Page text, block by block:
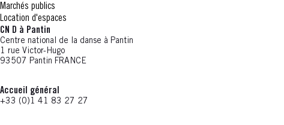
Marchés publics
Location d'espaces
CN D à Pantin
Centre national de la danse à Pantin
1 rue Victor-Hugo
93507 Pantin FRANCE
Accueil général
+33 (0)1 41 83 27 27